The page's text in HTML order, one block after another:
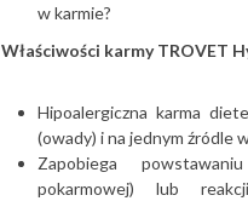
w karmie?
Właściwości karmy TROVET
Hipoalergiczna karma
(owady) i na jednym źródle
Zapobiega
pokarmowej) lub